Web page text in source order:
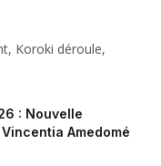
Koroki déroule,
: Nouvelle
Amedomé